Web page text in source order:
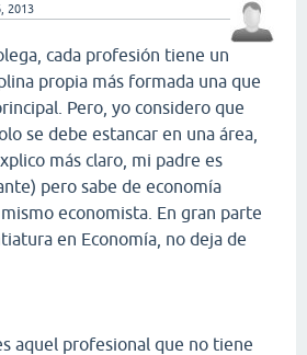
2013
cada profesión tiene un
propia más formada una que
Pero, yo considero que
se debe estancar en una área,
más claro, mi padre es
pero sabe de economía
economista. En gran parte
en Economía, no deja de
aquel profesional que no tiene